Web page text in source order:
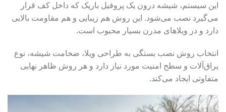
این سیستم، شیشه درون یک پروفیل باریک که داخل کف قرار
می‌گیرد نصب می‌شود. این روش هم زیبایی و هم مقاومت بالایی
دارد و در ویلاهای مدرن بسیار محبوب است.
انتخاب روش نصب بستگی به طراحی ویلا، ضخامت شیشه، نوع
یراق‌آلات و سطح امنیت مورد نیاز دارد و هر روش ظاهر نهایی
متفاوتی ایجاد می‌کند.